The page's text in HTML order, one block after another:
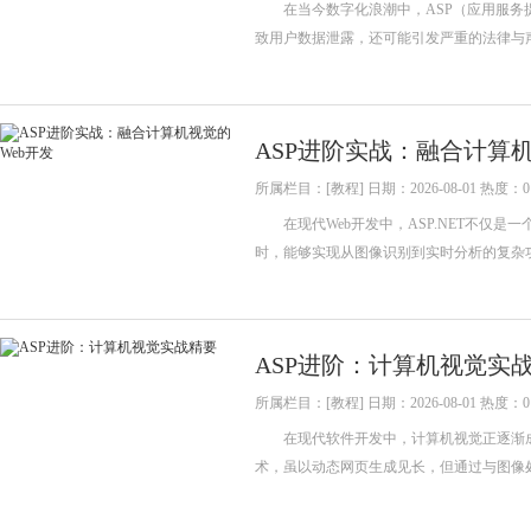
在当今数字化浪潮中，ASP（应用服务
致用户数据泄露，还可能引发严重的法律
ASP进阶实战：融合计算
所属栏目：[教程] 日期：2026-08-01 热度：0
在现代Web开发中，ASP.NET不仅是一
时，能够实现从图像识别到实时分析的复
ASP进阶：计算机视觉实
所属栏目：[教程] 日期：2026-08-01 热度：0
在现代软件开发中，计算机视觉正逐渐成
术，虽以动态网页生成见长，但通过与图